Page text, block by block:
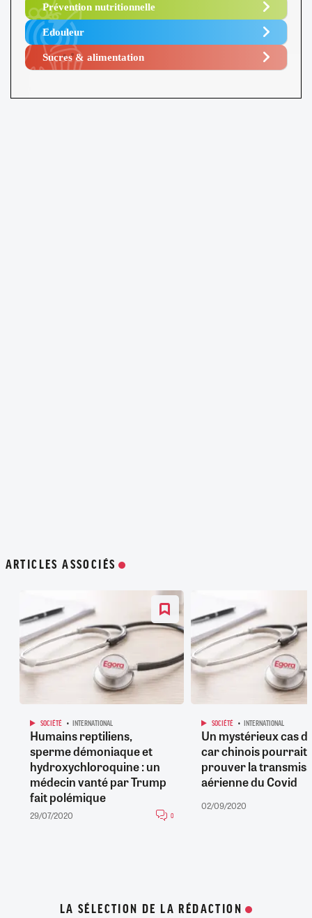
Prévention nutritionnelle
Edouleur​
Sucres & alimentation​
ARTICLES ASSOCIÉS
SOCIÉTÉ INTERNATIONAL
Humains reptiliens,
sperme démoniaque et
hydroxychloroquine : un
médecin vanté par Trump
fait polémique
29/07/2020 0
SOCIÉTÉ INTERNATIONAL
Un mystérieux cas
car chinois pourrait
prouver la
aérienne du Covid
02/09/2020
LA SÉLECTION DE LA RÉDACTION